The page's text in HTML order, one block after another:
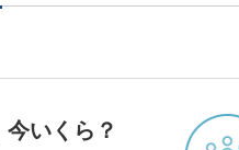
いくら？